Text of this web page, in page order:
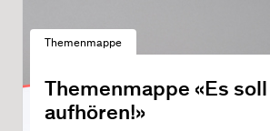
Themenmappe «Es soll
aufhören!»
Themenmappe